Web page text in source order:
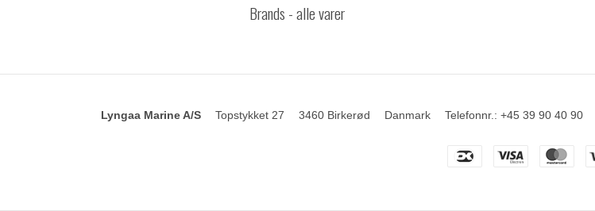
Brands - alle varer
Lyngaa Marine A/S Topstykket 27 3460 Birkerød Danmark Telefonnr. : +45 39 90 40 90